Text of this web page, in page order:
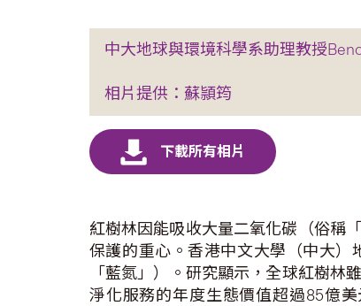
中大地球與環境科學系助理教授
相片提供：蘇頴筠
紅樹林因能吸收大量二氧化碳（俗稱
保護的重心。香港中文大學（中大
「藍氮」）。研究顯示，全球紅樹林
淨化服務的年度生態價值超過85億